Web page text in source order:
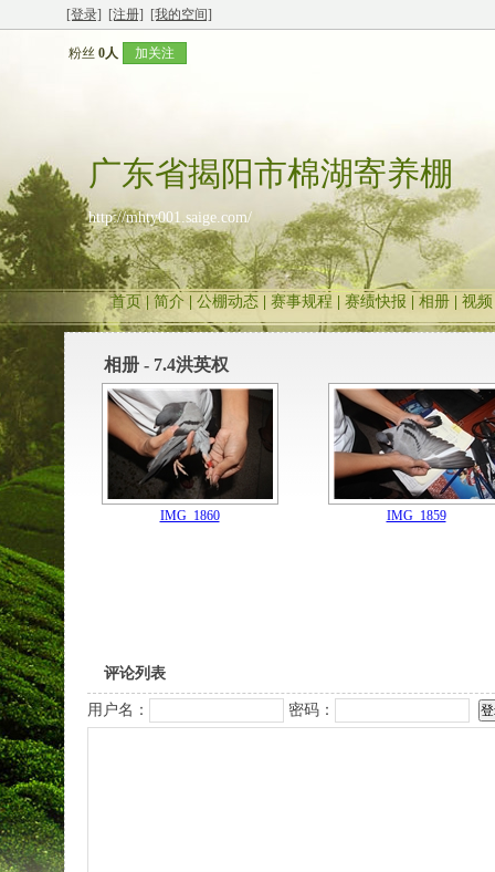
[登录] [注册] [我的空间]
粉丝 0人 加关注
广东省揭阳市棉湖寄养棚
http://mhty001.saige.com/
首页 | 简介 公棚动态 赛事规程 赛绩快报 相册 视频
相册 - 7.4洪英权
IMG_1860 IMG_1859
评论列表
用户名： 密码：